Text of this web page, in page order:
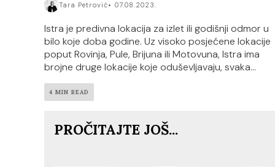
Tara Petrović 07.08.2023.
Istra je predivna lokacija za izlet ili godišnji odmor u
bilo koje doba godine. Uz visoko posjećene lokacije
poput Rovinja, Pule, Brijuna ili Motovuna, Istra ima
brojne druge lokacije koje oduševljavaju, svaka...
4 MIN READ
PROČITAJTE JOŠ...